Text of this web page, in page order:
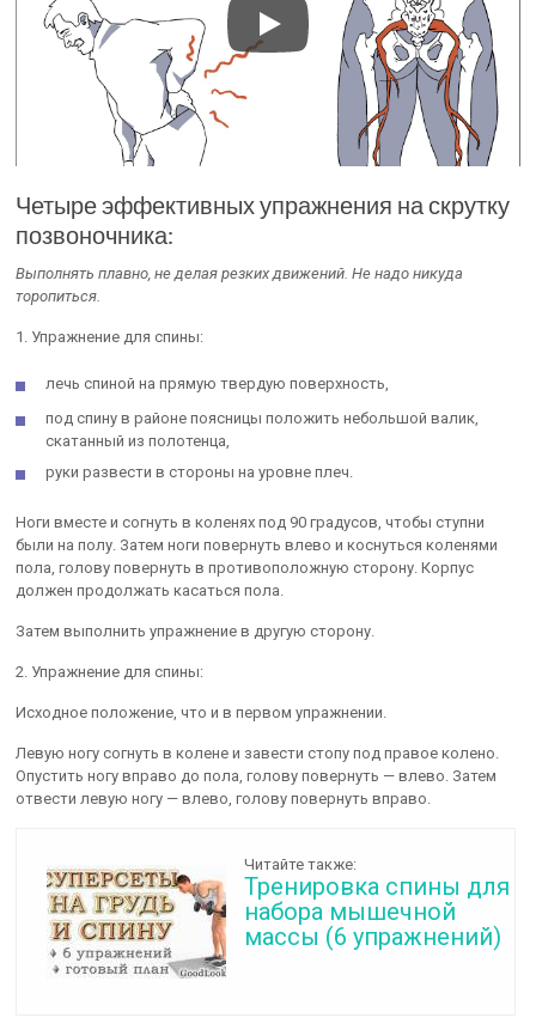
Четыре эффективных упражнения на скрутку
позвоночника:
Выполнять плавно, не делая резких движений. Не надо никуда
торопиться.
1. Упражнение для спины:
лечь спиной на прямую твердую поверхность,
под спину в районе поясницы положить небольшой валик,
скатанный из полотенца,
руки развести в стороны на уровне плеч.
Ноги вместе и согнуть в коленях под 90 градусов, чтобы ступни
были на полу. Затем ноги повернуть влево и коснуться коленями
пола, голову повернуть в противоположную сторону. Корпус
должен продолжать касаться пола.
Затем выполнить упражнение в другую сторону.
2. Упражнение для спины:
Исходное положение, что и в первом упражнении.
Левую ногу согнуть в колене и завести стопу под правое колено.
Опустить ногу вправо до пола, голову повернуть — влево. Затем
отвести левую ногу — влево, голову повернуть вправо.
Читайте также:
Тренировка спины для
набора мышечной
массы (6 упражнений)